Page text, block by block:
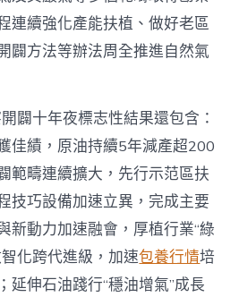
連續強化產能扶植、做好老區
闢方法等辦法周全推進自然氣
闢十年夜標志性結果還包含：
佳績，原油持續5年減產超200
範疇連續擴大，先行示范區扶
技巧設備加速立異，完成主要
新動力加速融會，厚植行業“綠
化跨代進級，加速包養行情培
延伸石油踐行“穩油增氣”成長